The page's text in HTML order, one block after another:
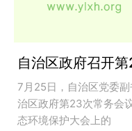
自治区政府召开
7月25日，自治区党委
治区政府第23次常务会
态环境保护大会上的